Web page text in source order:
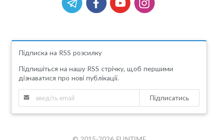
Підписка на RSS розсилку
Підпишіться на нашу RSS стрічку, щоб першими
дізнаватися про нові публікації.
Підписатись